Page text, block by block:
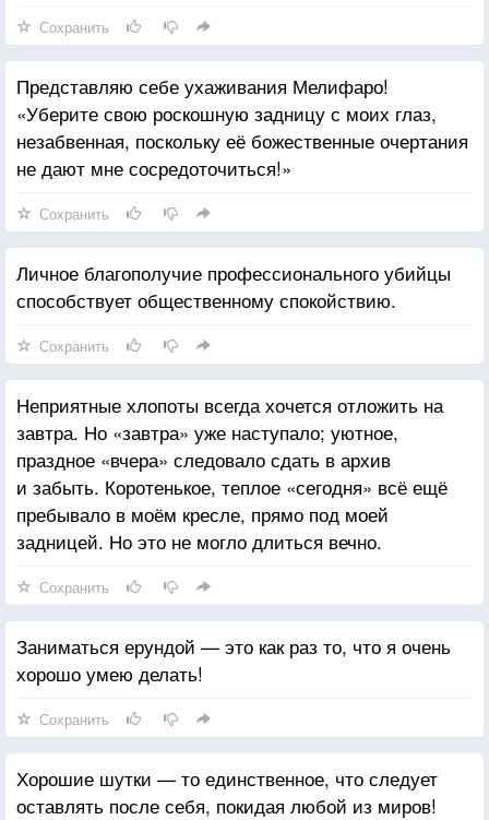
Сохранить
Представляю себе ухаживания Мелифаро!
«Уберите свою роскошную задницу с моих глаз,
незабвенная, поскольку её божественные очертания
не дают мне сосредоточиться!»
Сохранить
Личное благополучие профессионального убийцы
способствует общественному спокойствию.
Сохранить
Неприятные хлопоты всегда хочется отложить на
завтра. Но «завтра» уже наступало; уютное,
праздное «вчера» следовало сдать в архив
и забыть. Коротенькое, теплое «сегодня» всё ещё
пребывало в моём кресле, прямо под моей
задницей. Но это не могло длиться вечно.
Сохранить
Заниматься ерундой — это как раз то, что я очень
хорошо умею делать!
Сохранить
Хорошие шутки — то единственное, что следует
оставлять после себя, покидая любой из миров!